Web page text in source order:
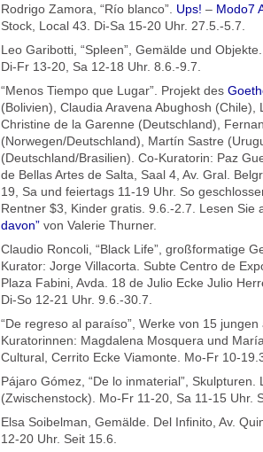
Rodrigo Zamora, “Río blanco”. Ups! – Modo7
Stock, Local 43. Di-Sa 15-20 Uhr. 27.5.-5.7.
Leo Garibotti, “Spleen”, Gemälde und
Di-Fr 13-20, Sa 12-18 Uhr. 8.6.-9.7.
“Menos Tiempo que Lugar”. Projekt des
(Bolivien), Claudia Aravena Abughosh (Chile),
Christine de la Garenne (Deutschland),
(Norwegen/Deutschland), Martín Sastre
(Deutschland/Brasilien). Co-Kuratorin: Paz
de Bellas Artes de Salta, Saal 4, Av. Gral.
19, Sa und feiertags 11-19 Uhr. So
Rentner $3, Kinder gratis. 9.6.-2.7. Lesen Sie
davon”von Valerie Thurner.
Claudio Roncoli, “Black Life”, großformatige
Kurator: Jorge Villacorta. Subte Centro de
Plaza Fabini, Avda. 18 de Julio Ecke Julio
Di-So 12-21 Uhr. 9.6.-30.7.
“De regreso al paraíso”, Werke von 15 jungen
Kuratorinnen: Magdalena Mosquera und
Cultural, Cerrito Ecke Viamonte. Mo-Fr 10-
Pájaro Gómez, “De lo inmaterial”,
(Zwischenstock). Mo-Fr 11-20, Sa 11-15 Uhr.
Elsa Soibelman, Gemälde. Del Infinito, Av.
12-20 Uhr. Seit 15.6.